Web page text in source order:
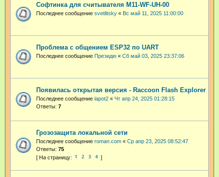
Софтинка для считывателя M11-WF-UH-00
Последнее сообщение svetlitsky « Вс май 11, 2025 11:00:00
Проблема с общением ESP32 по UART
Последнее сообщение Президю « Сб май 03, 2025 23:37:06
Появилась открытая версия - Raccoon Flash Explorer
Последнее сообщение lapot2 « Чт апр 24, 2025 01:28:15
Ответы: 7
Грозозащита локальной сети
Последнее сообщение roman.com « Ср апр 23, 2025 08:52:47
Ответы: 75
1 2 3 4